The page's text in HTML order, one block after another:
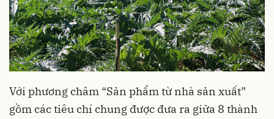
Với phương châm “Sản phẩm từ nhà sản xuất”
gồm các tiêu chí chung được đưa ra giữa 8 thành